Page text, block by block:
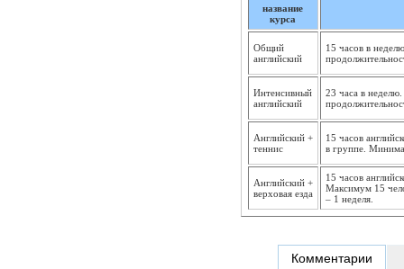
название
курса
Общий
английский
15 часов в
Интенсивный
английский
23 часа в
Английский +
теннис
15 часов
в группе.
Английский +
верховая езда
15 часов
Максимум 15
– 1 неделя
Комментарии